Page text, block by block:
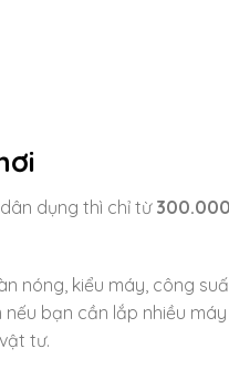
dụng thì chỉ từ
nóng, kiểu máy, công
bạn cần lắp nhiều
tư.